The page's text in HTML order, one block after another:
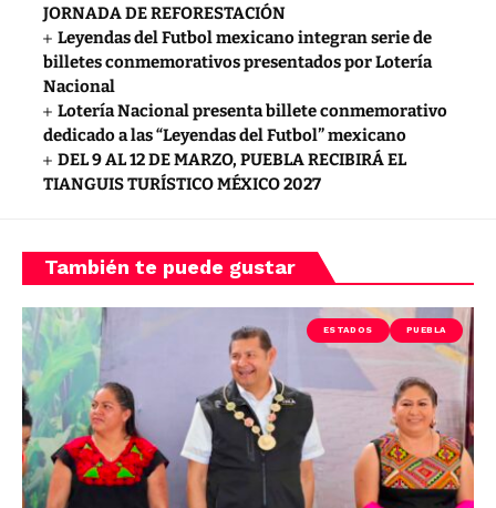
JORNADA DE REFORESTACIÓN
Leyendas del Futbol mexicano integran serie de
billetes conmemorativos presentados por Lotería
Nacional
Lotería Nacional presenta billete conmemorativo
dedicado a las “Leyendas del Futbol” mexicano
DEL 9 AL 12 DE MARZO, PUEBLA RECIBIRÁ EL
TIANGUIS TURÍSTICO MÉXICO 2027
También te puede gustar
ESTADOS PUEBLA